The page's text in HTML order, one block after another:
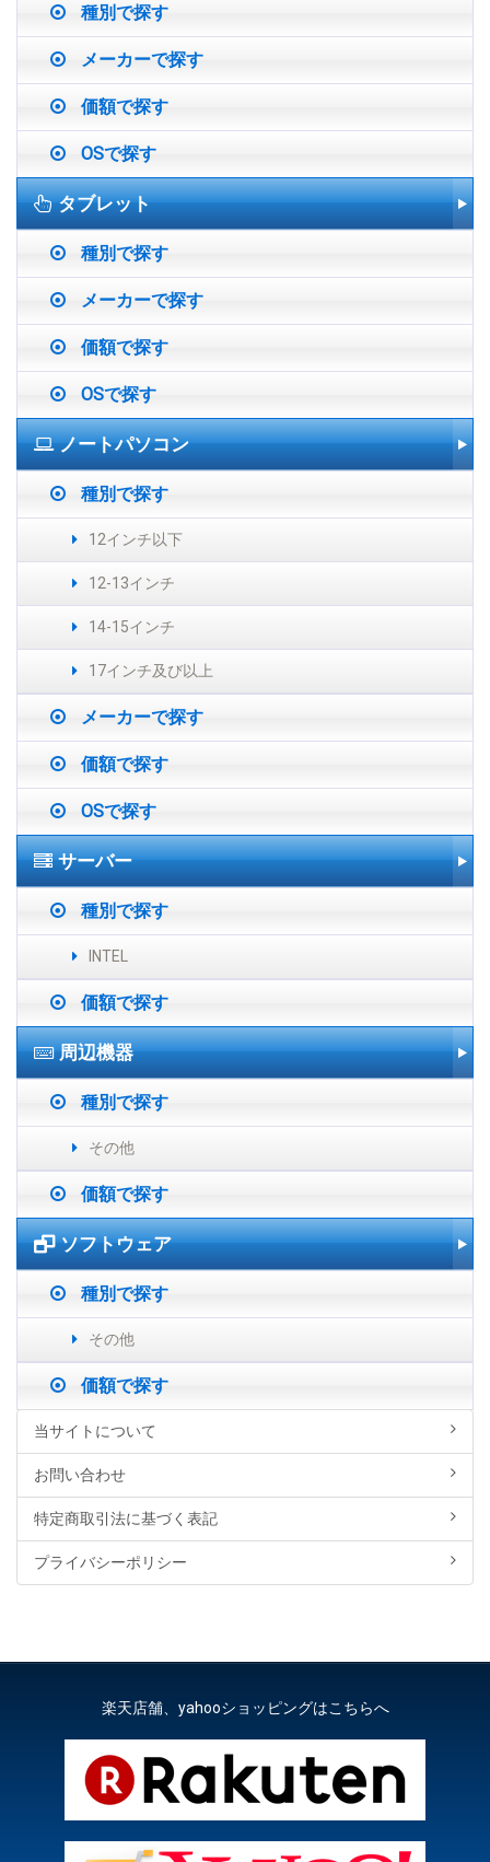
種別で探す
メーカーで探す
価額で探す
OSで探す
タブレット
種別で探す
メーカーで探す
価額で探す
OSで探す
ノートパソコン
種別で探す
12インチ以下
12-13インチ
14-15インチ
17インチ及び以上
メーカーで探す
価額で探す
OSで探す
サーバー
種別で探す
INTEL
価額で探す
周辺機器
種別で探す
その他
価額で探す
ソフトウェア
種別で探す
その他
価額で探す
当サイトについて
お問い合わせ
特定商取引法に基づく表記
プライバシーポリシー
楽天店舗、yahooショッピングはこちらへ